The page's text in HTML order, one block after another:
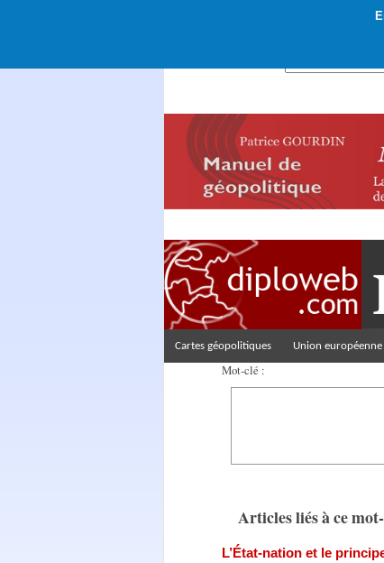
Cartes géopolitiques Union européenne
Mot-clé :
Articles liés à ce
L’État-nation et le